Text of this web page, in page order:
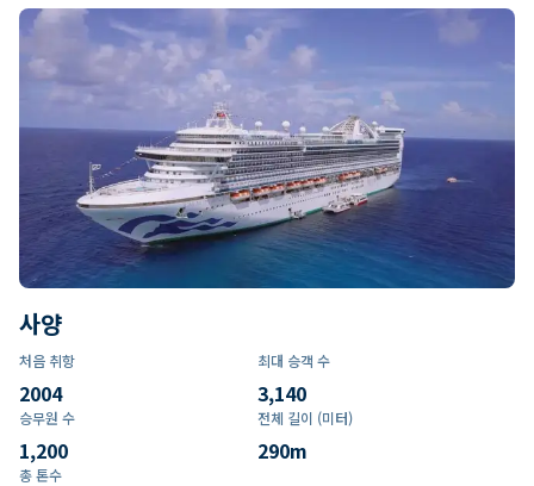
사양
처음 취항
2004
최대 승객 수
3,140
승무원 수
1,200
전체 길이 (미터)
290m
총 톤수